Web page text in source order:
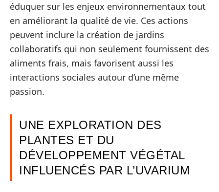
éduquer sur les enjeux environnementaux tout
en améliorant la qualité de vie. Ces actions
peuvent inclure la création de jardins
collaboratifs qui non seulement fournissent des
aliments frais, mais favorisent aussi les
interactions sociales autour d’une même
passion.
UNE EXPLORATION DES
PLANTES ET DU
DÉVELOPPEMENT VÉGÉTAL
INFLUENCÉS PAR L’UVARIUM